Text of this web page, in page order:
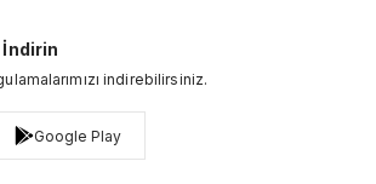
İndirin
indirebilirsiniz.
Google Play